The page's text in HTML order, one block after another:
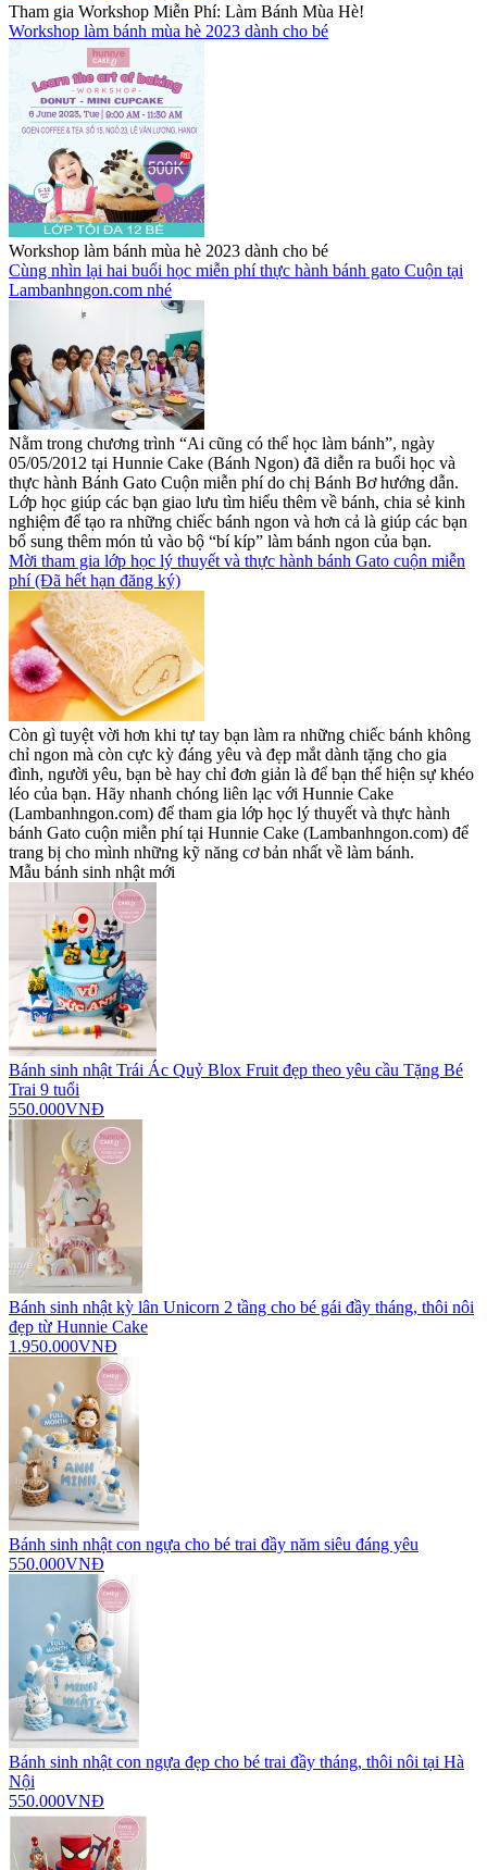
Tham gia Workshop Miễn Phí: Làm Bánh Mùa Hè!
Workshop làm bánh mùa hè 2023 dành cho bé
Workshop làm bánh mùa hè 2023 dành cho bé
Cùng nhìn lại hai buổi học miễn phí thực hành bánh gato Cuộn tại
Lambanhngon.com nhé
Nằm trong chương trình “Ai cũng có thể học làm bánh”, ngày
05/05/2012 tại Hunnie Cake (Bánh Ngon) đã diễn ra buổi học và
thực hành Bánh Gato Cuộn miễn phí do chị Bánh Bơ hướng dẫn.
Lớp học giúp các bạn giao lưu tìm hiểu thêm về bánh, chia sẻ kinh
nghiệm để tạo ra những chiếc bánh ngon và hơn cả là giúp các bạn
bổ sung thêm món tủ vào bộ “bí kíp” làm bánh ngon của bạn.
Mời tham gia lớp học lý thuyết và thực hành bánh Gato cuộn miễn
phí (Đã hết hạn đăng ký)
Còn gì tuyệt vời hơn khi tự tay bạn làm ra những chiếc bánh không
chỉ ngon mà còn cực kỳ đáng yêu và đẹp mắt dành tặng cho gia
đình, người yêu, bạn bè hay chỉ đơn giản là để bạn thể hiện sự khéo
léo của bạn. Hãy nhanh chóng liên lạc với Hunnie Cake
(Lambanhngon.com) để tham gia lớp học lý thuyết và thực hành
bánh Gato cuộn miễn phí tại Hunnie Cake (Lambanhngon.com) để
trang bị cho mình những kỹ năng cơ bản nhất về làm bánh.
Mẫu bánh sinh nhật mới
Bánh sinh nhật Trái Ác Quỷ Blox Fruit đẹp theo yêu cầu Tặng Bé
Trai 9 tuổi
550.000VNĐ
Bánh sinh nhật kỳ lân Unicorn 2 tầng cho bé gái đầy tháng, thôi nôi
đẹp từ Hunnie Cake
1.950.000VNĐ
Bánh sinh nhật con ngựa cho bé trai đầy năm siêu đáng yêu
550.000VNĐ
Bánh sinh nhật con ngựa đẹp cho bé trai đầy tháng, thôi nôi tại Hà
Nội
550.000VNĐ